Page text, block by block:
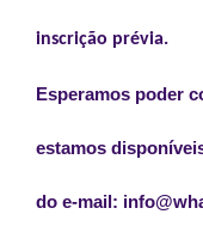
inscrição prévia.
Esperamos poder
estamos
do e-mail: